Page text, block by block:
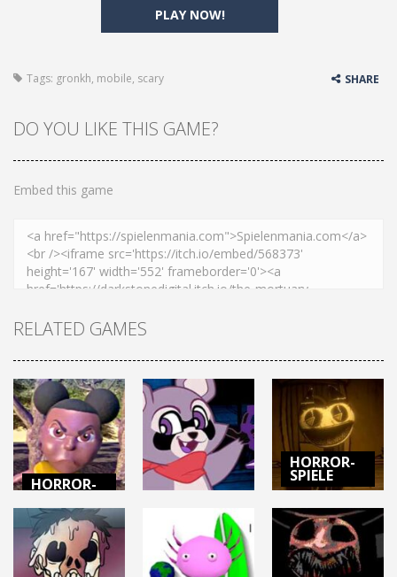
PLAY NOW!
Tags: gronkh, mobile, scary SHARE
DO YOU LIKE THIS GAME?
Embed this game
RELATED GAMES
HORROR-
AMANDA THE
ADVENTURER 2
HORROR-
SPIELE
INDIGO PARK
HORROR-
SPIELE
SECRETS OF
THE MACHINE